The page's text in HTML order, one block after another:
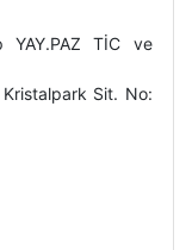
YAY.PAZ TİC ve
Sit. No: